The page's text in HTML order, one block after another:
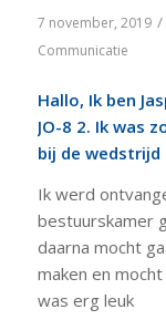
7 november, 2019 /
Communicatie
Hallo, Ik ben
JO-8 2. Ik was
bij de
Ik werd
bestuurskamer
daarna mocht
maken en
was erg leuk